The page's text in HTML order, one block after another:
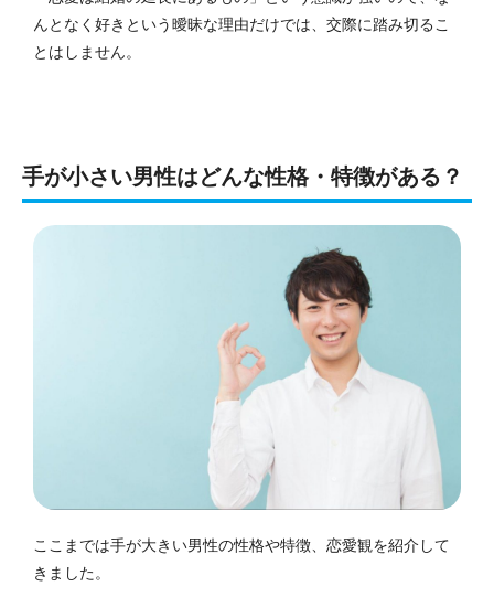
んとなく好きという曖昧な理由だけでは、交際に踏み切るこ
とはしません。
手が小さい男性はどんな性格・特徴がある？
ここまでは手が大きい男性の性格や特徴、恋愛観を紹介して
きました。